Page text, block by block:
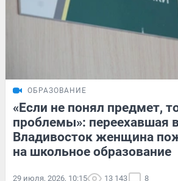
ОБРАЗОВАНИЕ
«Если не понял предмет,
проблемы»: переехавшая
Владивосток женщина
на школьное образование
29 июля, 2026, 10:15 13 143 8